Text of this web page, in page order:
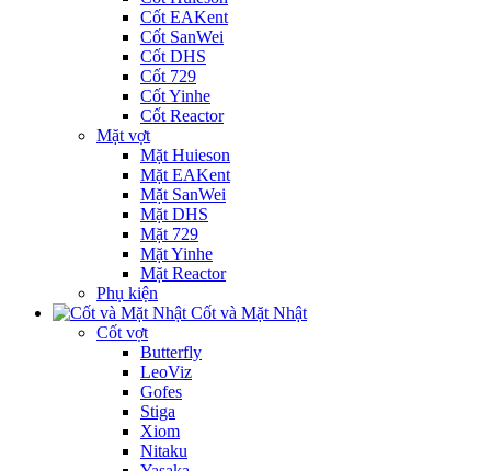
Cốt EAKent
Cốt SanWei
Cốt DHS
Cốt 729
Cốt Yinhe
Cốt Reactor
Mặt vợt
Mặt Huieson
Mặt EAKent
Mặt SanWei
Mặt DHS
Mặt 729
Mặt Yinhe
Mặt Reactor
Phụ kiện
Cốt và Mặt Nhật
Cốt vợt
Butterfly
LeoViz
Gofes
Stiga
Xiom
Nitaku